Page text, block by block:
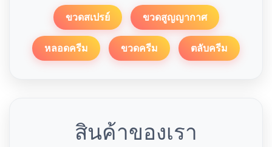
ขวดสเปรย์ ขวดสูญญากาศ
หลอดครีม ขวดครีม ตลับครีม
สินค้าของเรา